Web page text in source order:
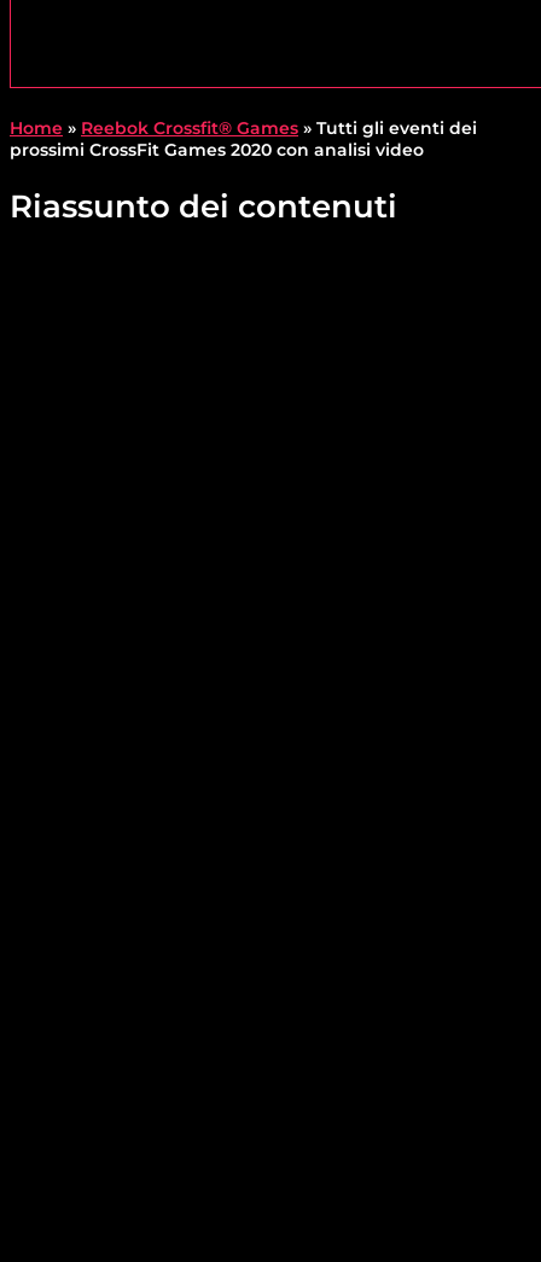
Home » Reebok Crossfit® Games » Tutti gli eventi dei
prossimi CrossFit Games 2020 con analisi video
Riassunto dei contenuti